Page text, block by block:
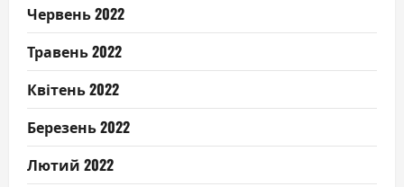
Червень 2022
Травень 2022
Квітень 2022
Березень 2022
Лютий 2022